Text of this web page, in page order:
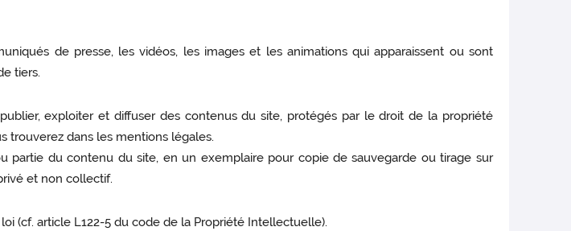
de presse, les vidéos, les images et les animations qui apparaissent ou sont
tiers.
exploiter et diffuser des contenus du site, protégés par le droit de la propriété
trouverez dans les mentions légales.
partie du contenu du site, en un exemplaire pour copie de sauvegarde ou tirage sur
et non collectif.
(cf. article L122-5 du code de la Propriété Intellectuelle).